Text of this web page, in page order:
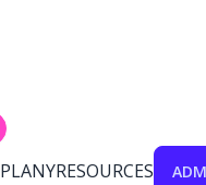
PLANYRESOURCES